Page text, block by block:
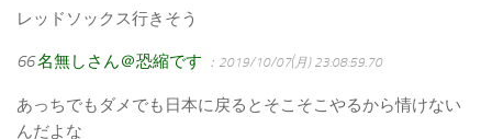
レッドソックス行きそう
66名無しさん＠恐縮です ：2019/10/07(月) 23:08:59.70
あっちでもダメでも日本に戻るとそこそこやるから情けない
んだよな